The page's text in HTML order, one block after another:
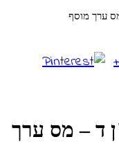
ערך מוסף
ד – מס ערך